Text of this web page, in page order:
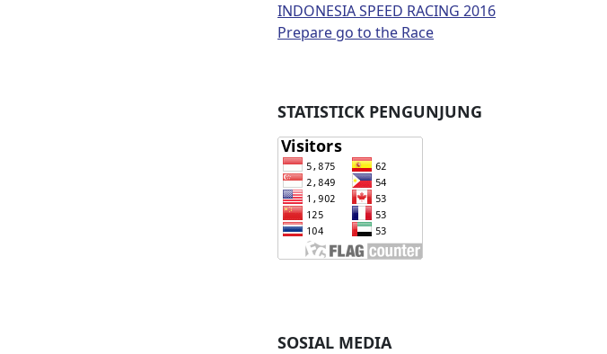
INDONESIA SPEED RACING 2016
Prepare go to the Race
STATISTICK PENGUNJUNG
SOSIAL MEDIA